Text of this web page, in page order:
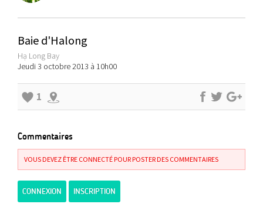
Baie d'Halong
Hạ Long Bay
Jeudi 3 octobre 2013 à 10h00
1
Commentaires
VOUS DEVEZ ÊTRE CONNECTÉ POUR POSTER DES COMMENTAIRES
CONNEXION INSCRIPTION